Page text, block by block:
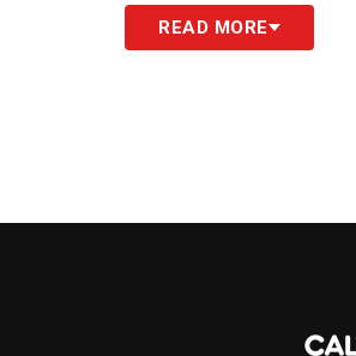
READ MORE